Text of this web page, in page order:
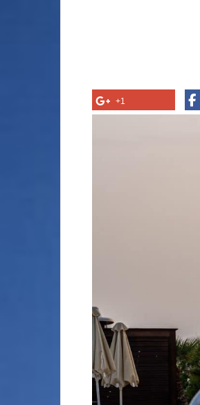
+1